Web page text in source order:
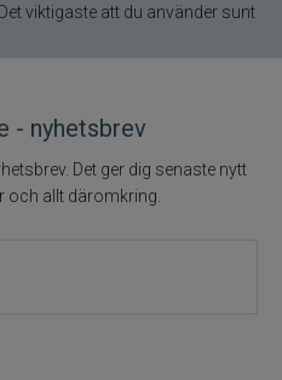
viktigaste att du använder sunt
- nyhetsbrev
Det ger dig senaste nytt
och allt däromkring.